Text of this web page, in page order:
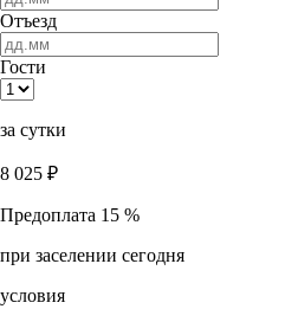
Отъезд
Гости
за сутки
8 025 ₽
Предоплата 15 %
при заселении сегодня
условия